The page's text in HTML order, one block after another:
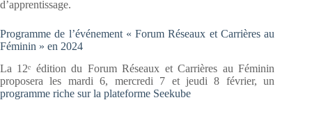
d’apprentissage.
Programme de l’événement « Forum Réseaux et Carrières au
Féminin » en 2024
La 12ᵉ édition du Forum Réseaux et Carrières au Féminin
proposera les mardi 6, mercredi 7 et jeudi 8 février, un
programme riche sur la plateforme Seekube